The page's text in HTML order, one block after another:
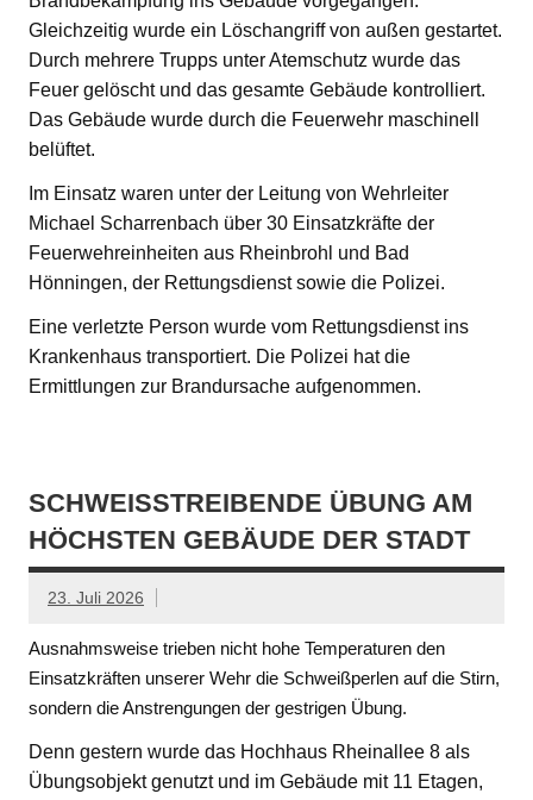
Gleichzeitig wurde ein Löschangriff von außen gestartet.
Durch mehrere Trupps unter Atemschutz wurde das
Feuer gelöscht und das gesamte Gebäude kontrolliert.
Das Gebäude wurde durch die Feuerwehr maschinell
belüftet.
Im Einsatz waren unter der Leitung von Wehrleiter
Michael Scharrenbach über 30 Einsatzkräfte der
Feuerwehreinheiten aus Rheinbrohl und Bad
Hönningen, der Rettungsdienst sowie die Polizei.
Eine verletzte Person wurde vom Rettungsdienst ins
Krankenhaus transportiert. Die Polizei hat die
Ermittlungen zur Brandursache aufgenommen.
SCHWEISSTREIBENDE ÜBUNG AM H
ÖCHSTEN GEBÄUDE DER STADT
23. Juli 2026
Ausnahmsweise trieben nicht hohe Temperaturen den
Einsatzkräften unserer Wehr die Schweißperlen auf die Stirn,
sondern die Anstrengungen der gestrigen Übung.
Denn gestern wurde das Hochhaus Rheinallee 8 als
Übungsobjekt genutzt und im Gebäude mit 11 Etagen,